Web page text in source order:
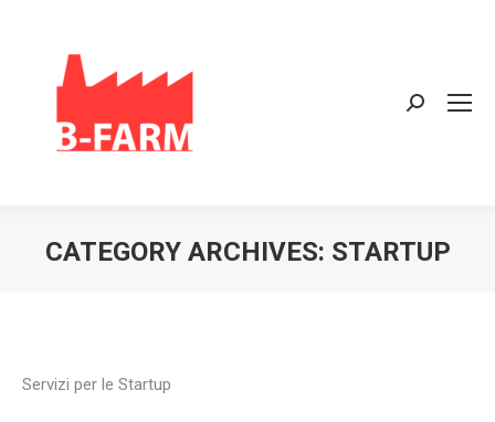
Search:
CATEGORY ARCHIVES: STARTUP
Servizi per le Startup